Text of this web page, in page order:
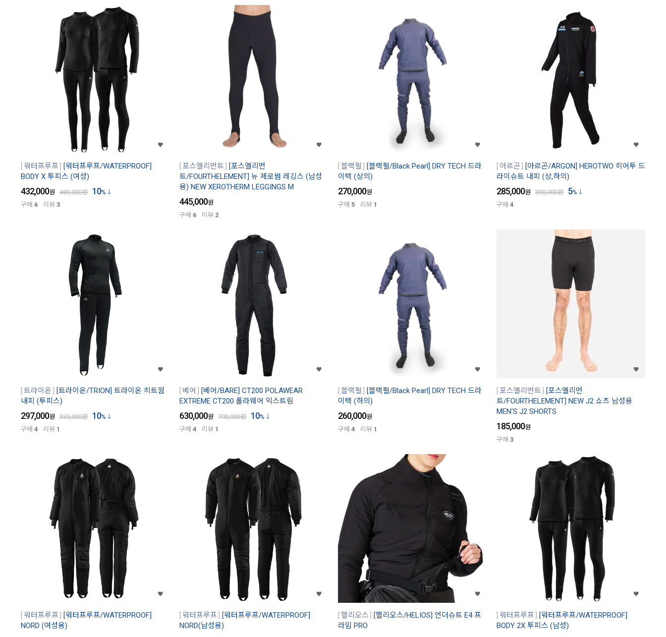
워터프루프
[워터프루프/WATERPROOF]
BODY X 투피스 (여성)
432,000원 480,000원 10%
구매 6 리뷰 3
포스엘리먼트
[포스엘리먼
트/FOURTHELEMENT] 뉴 제로썸 레깅스 (남성
용) NEW XEROTHERM LEGGINGS M
445,000원
구매 6 리뷰 2
블랙펄
[블랙펄/Black Pearl] DRY TECH 드라
이텍 (상의)
270,000원
구매 5 리뷰 1
아르곤
[아르곤/ARGON] HEROTWO 히어투 드
라이슈트 내피 (상,하의)
285,000원 300,000원 5%
구매 4
트라이온
[트라이온/TRION] 트라이온 히트웜
내피 (투피스)
297,000원 330,000원 10%
구매 4 리뷰 1
베어
[베어/BARE] CT200 POLAWEAR
EXTREME CT200 폴라웨어 익스트림
630,000원 700,000원 10%
구매 4 리뷰 1
블랙펄
[블랙펄/Black Pearl] DRY TECH 드라
이텍 (하의)
260,000원
구매 4 리뷰 1
포스엘리먼트
[포스엘리먼
트/FOURTHELEMENT] NEW J2 쇼츠 남성용
MEN'S J2 SHORTS
185,000원
구매 3
워터프루프
[워터프루프/WATERPROOF]
NORD (여성용)
워터프루프
[워터프루프/WATERPROOF]
NORD(남성용)
헬리오스
[헬리오스/HELIOS] 언더슈트 E4 프
라임 PRO
워터프루프
[워터프루프/WATERPROOF]
BODY 2X 투피스 (남성)